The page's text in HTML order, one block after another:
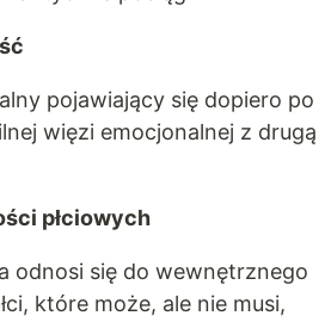
pojawiający się dopiero po
więzi emocjonalnej z drugą
płciowych
odnosi się do wewnętrznego
które może, ale nie musi,